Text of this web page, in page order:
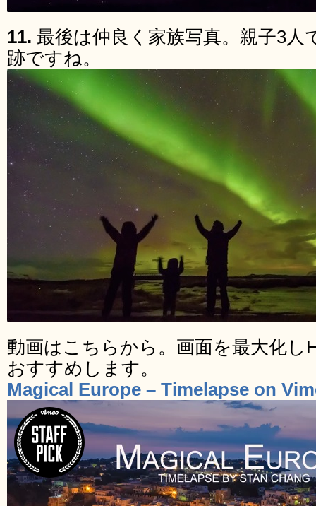
11. 最後は仲良く家族写真。親子3人
跡ですね。
動画はこちらから。画面を最大化し
おすすめします。
Magical Europe – Timelapse on